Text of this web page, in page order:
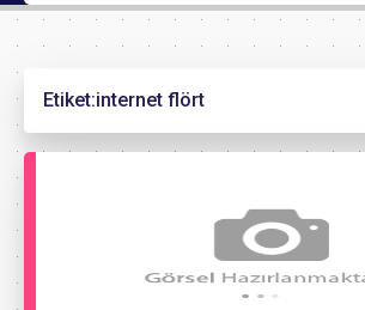
Etiket:internet flört